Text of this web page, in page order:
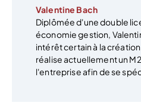
Valentine Bach
Diplômée d'une double
économie gestion,
intérêt certain à la
réalise actuellement un
l'entreprise afin de se